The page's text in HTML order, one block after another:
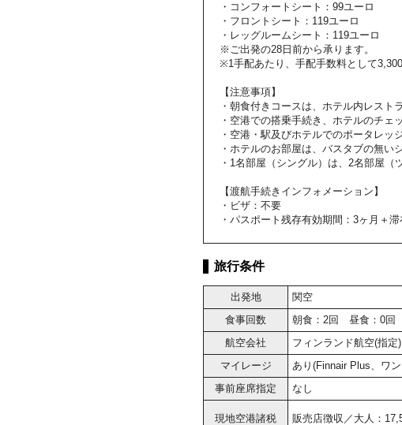
・コンフォートシート：99ユーロ
・フロントシート：119ユーロ
・レッグルームシート：119ユーロ
※ご出発の28日前から承ります。
※1手配あたり、手配手数料として3,300
【注意事項】
・朝食付きコースは、ホテル内レスト
・空港での搭乗手続き、ホテルのチェ
・空港・駅及びホテルでのポータレッ
・ホテルのお部屋は、バスタブの無い
・1名部屋（シングル）は、2名部屋（
【渡航手続きインフォメーション】
・ビザ：不要
・パスポート残存有効期間：3ヶ月＋
旅行条件
出発地 関空
食事回数
朝食：2回 昼食：0回
航空会社
フィンランド航空(指定)
マイレージ
あり(Finnair Plus、ワ
事前座席指定
なし
現地空港諸税 販売店徴収／大人：